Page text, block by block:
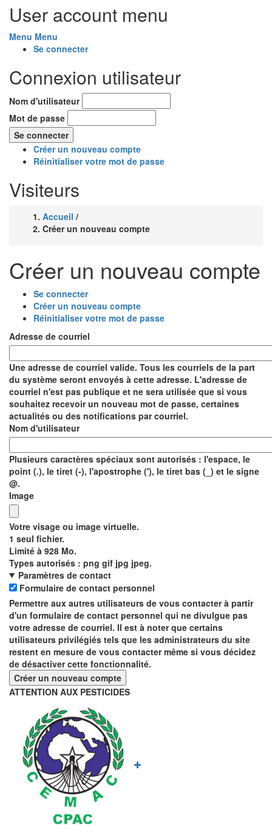
User account menu
Menu Menu
Se connecter
Connexion utilisateur
Nom d'utilisateur
Mot de passe
Créer un nouveau compte
Réinitialiser votre mot de passe
Visiteurs
Fil
Accueil /
Créer un nouveau compte
Créer un nouveau compte
Onglets
principaux
Se connecter
Créer un nouveau compte
actif)
Réinitialiser votre mot de passe
Adresse de courriel
Une adresse de courriel valide. Tous les courriels de la part
du système seront envoyés à cette adresse. L'adresse de
courriel n'est pas publique et ne sera utilisée que si vous
souhaitez recevoir un nouveau mot de passe, certaines
actualités ou des notifications par courriel.
Nom d'utilisateur
Plusieurs caractères spéciaux sont autorisés : l'espace, le
point (.), le tiret (-), l'apostrophe ('), le tiret bas (_) et le signe
@.
Image
Votre visage ou image virtuelle.
1 seul fichier.
Limité à 928 Mo.
Types autorisés : png gif jpg jpeg.
Paramètres de contact
Formulaire de contact personnel
Permettre aux autres utilisateurs de vous contacter à partir
d'un formulaire de contact personnel qui ne divulgue pas
votre adresse de courriel. Il est à noter que certains
utilisateurs privilégiés tels que les administrateurs du site
restent en mesure de vous contacter même si vous décidez
de désactiver cette fonctionnalité.
ATTENTION AUX PESTICIDES